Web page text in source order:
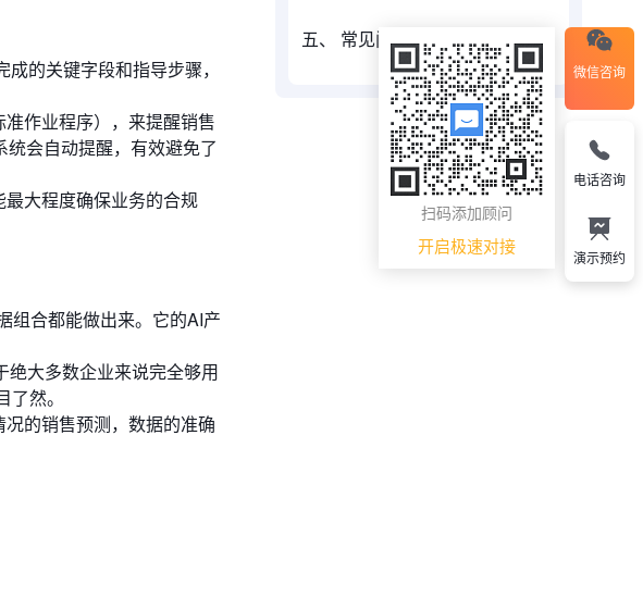
的关键字段和指导步骤，
作业程序），来提醒销售
统会自动提醒，有效避免了
大程度确保业务的合规
组合都能做出来。它的AI产
绝大多数企业来说完全够用
然。
的销售预测，数据的准确
五、 常见问题解答 (Q&A)
微信咨询
扫码添加顾问
开启极速对接
电话咨询
演示预约